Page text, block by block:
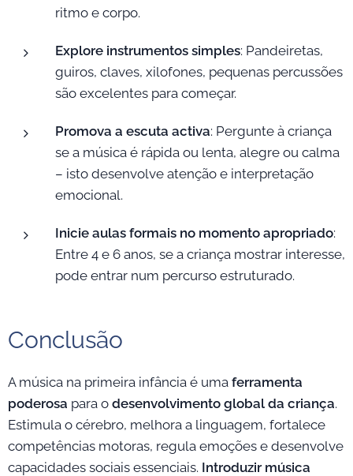
ritmo e corpo.
Explore instrumentos simples: Pandeiretas,
guiros, claves, xilofones, pequenas percussões
são excelentes para começar.
Promova a escuta activa: Pergunte à criança
se a música é rápida ou lenta, alegre ou calma
– isto desenvolve atenção e interpretação
emocional.
Inicie aulas formais no momento apropriado:
Entre 4 e 6 anos, se a criança mostrar interesse,
pode entrar num percurso estruturado.
Conclusão
A música na primeira infância é uma ferramenta
poderosa para o desenvolvimento global da criança.
Estimula o cérebro, melhora a linguagem, fortalece
competências motoras, regula emoções e desenvolve
capacidades sociais essenciais. Introduzir música